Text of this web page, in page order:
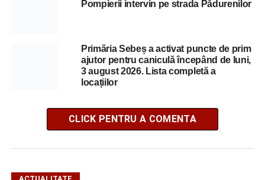
Pompierii intervin pe strada Pădurenilor
Primăria Sebeș a activat puncte de prim
ajutor pentru caniculă începând de luni,
3 august 2026. Lista completă a
locațiilor
CLICK PENTRU A COMENTA